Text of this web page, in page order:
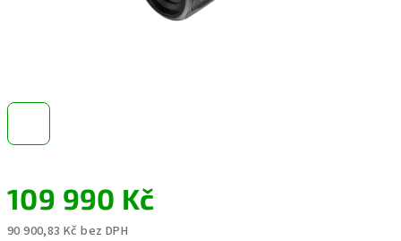
109 990 Kč
90 900,83 Kč bez DPH